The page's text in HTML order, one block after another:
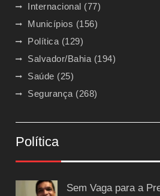
Internacional (77)
Municípios (156)
Política (129)
Salvador/Bahia (194)
Saúde (25)
Segurança (268)
Política
Sem Vaga para a